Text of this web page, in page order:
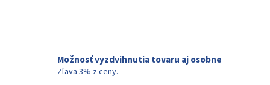
Možnosť vyzdvihnutia tovaru aj osobne
Zľava 3% z ceny.